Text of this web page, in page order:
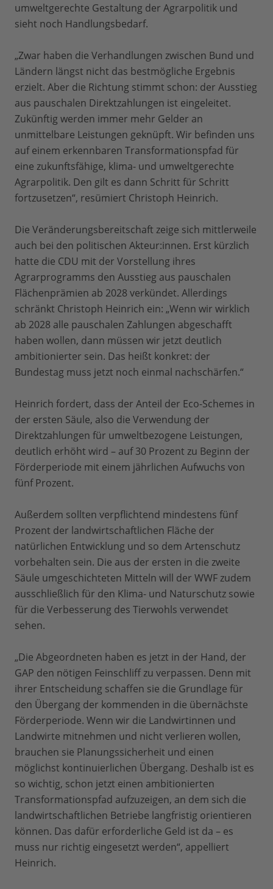
umweltgerechte Gestaltung der Agrarpolitik und
sieht noch Handlungsbedarf.
„Zwar haben die Verhandlungen zwischen Bund und
Ländern längst nicht das bestmögliche Ergebnis
erzielt. Aber die Richtung stimmt schon: der Ausstieg
aus pauschalen Direktzahlungen ist eingeleitet.
Zukünftig werden immer mehr Gelder an
unmittelbare Leistungen geknüpft. Wir befinden uns
auf einem erkennbaren Transformationspfad für
eine zukunftsfähige, klima- und umweltgerechte
Agrarpolitik. Den gilt es dann Schritt für Schritt
fortzusetzen“, resümiert Christoph Heinrich.
Die Veränderungsbereitschaft zeige sich mittlerweile
auch bei den politischen Akteur:innen. Erst kürzlich
hatte die CDU mit der Vorstellung ihres
Agrarprogramms den Ausstieg aus pauschalen
Flächenprämien ab 2028 verkündet. Allerdings
schränkt Christoph Heinrich ein: „Wenn wir wirklich
ab 2028 alle pauschalen Zahlungen abgeschafft
haben wollen, dann müssen wir jetzt deutlich
ambitionierter sein. Das heißt konkret: der
Bundestag muss jetzt noch einmal nachschärfen.“
Heinrich fordert, dass der Anteil der Eco-Schemes in
der ersten Säule, also die Verwendung der
Direktzahlungen für umweltbezogene Leistungen,
deutlich erhöht wird – auf 30 Prozent zu Beginn der
Förderperiode mit einem jährlichen Aufwuchs von
fünf Prozent.
Außerdem sollten verpflichtend mindestens fünf
Prozent der landwirtschaftlichen Fläche der
natürlichen Entwicklung und so dem Artenschutz
vorbehalten sein. Die aus der ersten in die zweite
Säule umgeschichteten Mitteln will der WWF zudem
ausschließlich für den Klima- und Naturschutz sowie
für die Verbesserung des Tierwohls verwendet
sehen.
„Die Abgeordneten haben es jetzt in der Hand, der
GAP den nötigen Feinschliff zu verpassen. Denn mit
ihrer Entscheidung schaffen sie die Grundlage für
den Übergang der kommenden in die übernächste
Förderperiode. Wenn wir die Landwirtinnen und
Landwirte mitnehmen und nicht verlieren wollen,
brauchen sie Planungssicherheit und einen
möglichst kontinuierlichen Übergang. Deshalb ist es
so wichtig, schon jetzt einen ambitionierten
Transformationspfad aufzuzeigen, an dem sich die
landwirtschaftlichen Betriebe langfristig orientieren
können. Das dafür erforderliche Geld ist da – es
muss nur richtig eingesetzt werden“, appelliert
Heinrich.